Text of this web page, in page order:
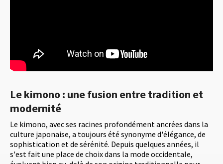
Le kimono : une fusion entre tradition et
modernité
Le kimono, avec ses racines profondément ancrées dans la
culture japonaise, a toujours été synonyme d'élégance, de
sophistication et de sérénité. Depuis quelques années, il
s'est fait une place de choix dans la mode occidentale,